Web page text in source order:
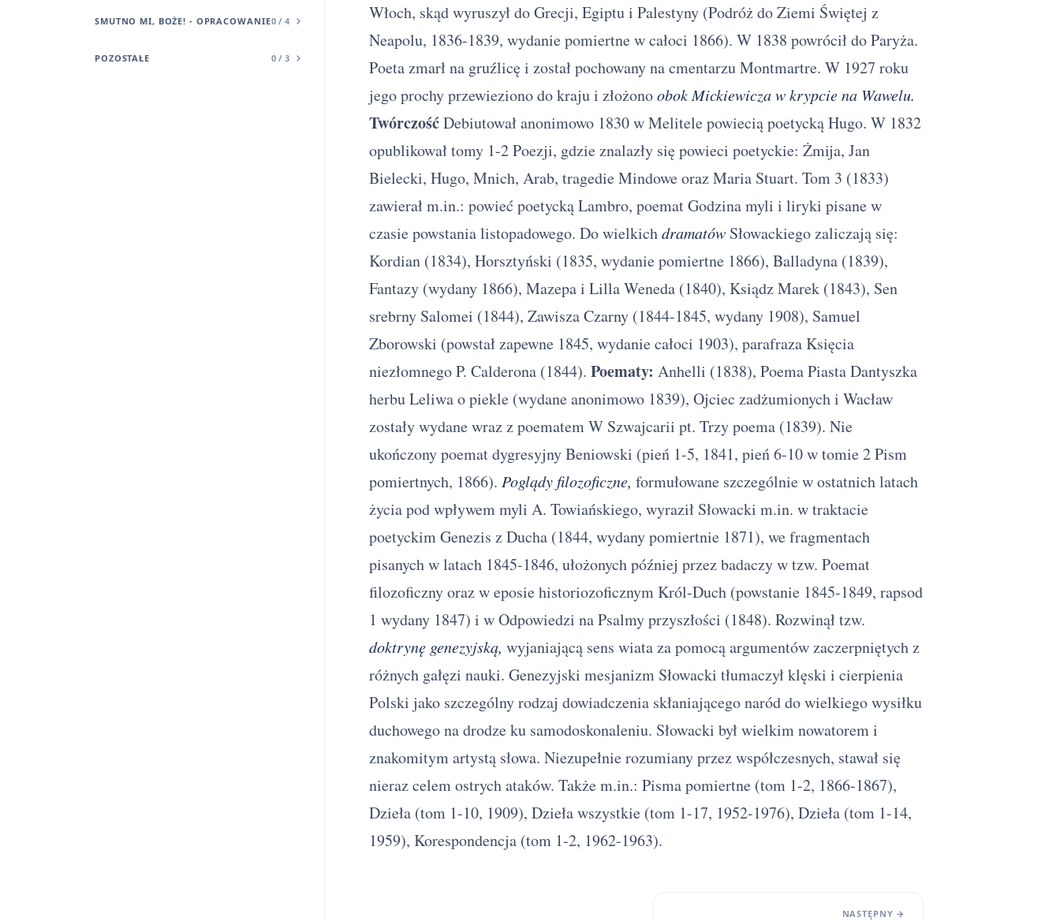
SMUTNO MI, BOŻE! - OPRACOWANIE0 / 4
POZOSTAŁE 0 / 3
Włoch, skąd wyruszył do Grecji, Egiptu i Palestyny (Podróż do Ziemi Świętej z
Neapolu, 1836-1839, wydanie pomiertne w całoci 1866). W 1838 powrócił do Paryża.
Poeta zmarł na gruźlicę i został pochowany na cmentarzu Montmartre. W 1927 roku
jego prochy przewieziono do kraju i złożonoobok Mickiewicza w krypcie na Wawelu.
TwórczośćDebiutował anonimowo 1830 w Melitele powiecią poetycką Hugo. W 1832
opublikował tomy 1-2 Poezji, gdzie znalazły się powieci poetyckie: Żmija, Jan
Bielecki, Hugo, Mnich, Arab, tragedie Mindowe oraz Maria Stuart. Tom 3 (1833)
zawierał m.in.: powieć poetycką Lambro, poemat Godzina myli i liryki pisane w
czasie powstania listopadowego. Do wielkichdramatów Słowackiego zaliczają się:
Kordian (1834), Horsztyński (1835, wydanie pomiertne 1866), Balladyna (1839),
Fantazy (wydany 1866), Mazepa i Lilla Weneda (1840), Ksiądz Marek (1843), Sen
srebrny Salomei (1844), Zawisza Czarny (1844-1845, wydany 1908), Samuel
Zborowski (powstał zapewne 1845, wydanie całoci 1903), parafraza Księcia
niezłomnego P. Calderona (1844). Poematy: Anhelli (1838), Poema Piasta Dantyszka
herbu Leliwa o piekle (wydane anonimowo 1839), Ojciec zadżumionych i Wacław
zostały wydane wraz z poematem W Szwajcarii pt. Trzy poema (1839). Nie
ukończony poemat dygresyjny Beniowski (pień 1-5, 1841, pień 6-10 w tomie 2 Pism
pomiertnych, 1866). Poglądy filozoficzne, formułowane szczególnie w ostatnich latach
życia pod wpływem myli A. Towiańskiego, wyraził Słowacki m.in. w traktacie
poetyckim Genezis z Ducha (1844, wydany pomiertnie 1871), we fragmentach
pisanych w latach 1845-1846, ułożonych później przez badaczy w tzw. Poemat
filozoficzny oraz w eposie historiozoficznym Król-Duch (powstanie 1845-1849, rapsod
1 wydany 1847) i w Odpowiedzi na Psalmy przyszłości (1848). Rozwinął tzw.
doktrynę genezyjską, wyjaniającą sens wiata za pomocą argumentów zaczerpniętych z
różnych gałęzi nauki. Genezyjski mesjanizm Słowacki tłumaczył klęski i cierpienia
Polski jako szczególny rodzaj dowiadczenia skłaniającego naród do wielkiego wysiłku
duchowego na drodze ku samodoskonaleniu. Słowacki był wielkim nowatorem i
znakomitym artystą słowa. Niezupełnie rozumiany przez współczesnych, stawał się
nieraz celem ostrych ataków. Także m.in.: Pisma pomiertne (tom 1-2, 1866-1867),
Dzieła (tom 1-10, 1909), Dzieła wszystkie (tom 1-17, 1952-1976), Dzieła (tom 1-14,
1959), Korespondencja (tom 1-2, 1962-1963).
NASTĘPNY →